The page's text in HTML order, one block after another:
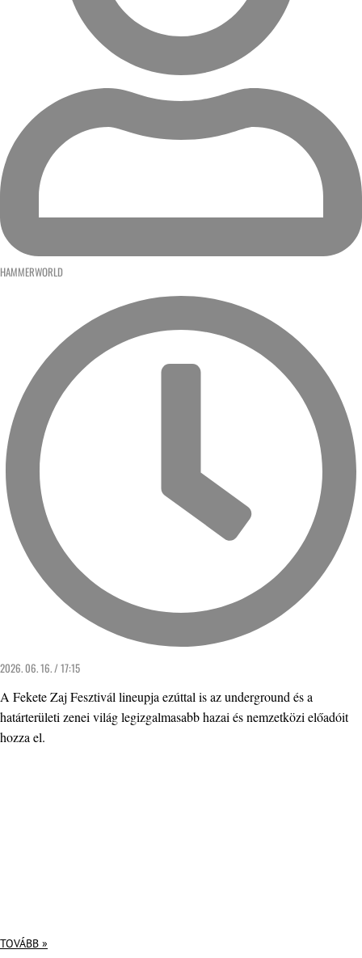
HAMMERWORLD
2026. 06. 16. / 17:15
A Fekete Zaj Fesztivál lineupja ezúttal is az underground és a
határterületi zenei világ legizgalmasabb hazai és nemzetközi előadóit
hozza el.
TOVÁBB »